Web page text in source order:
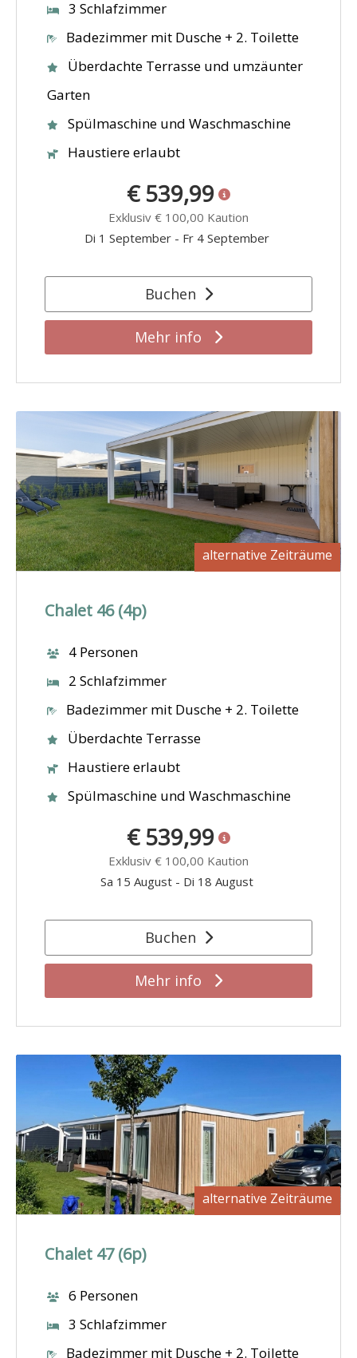
3 Schlafzimmer
Badezimmer mit Dusche + 2. Toilette
Überdachte Terrasse und umzäunter
Garten
Spülmaschine und Waschmaschine
Haustiere erlaubt
€ 539,99
Exklusiv € 100,00 Kaution
Di 1 September - Fr 4 September
Buchen
Mehr info
alternative Zeiträume
Chalet 46 (4p)
4 Personen
2 Schlafzimmer
Badezimmer mit Dusche + 2. Toilette
Überdachte Terrasse
Haustiere erlaubt
Spülmaschine und Waschmaschine
€ 539,99
Exklusiv € 100,00 Kaution
Sa 15 August - Di 18 August
Buchen
Mehr info
alternative Zeiträume
Chalet 47 (6p)
6 Personen
3 Schlafzimmer
Badezimmer mit Dusche + 2. Toilette